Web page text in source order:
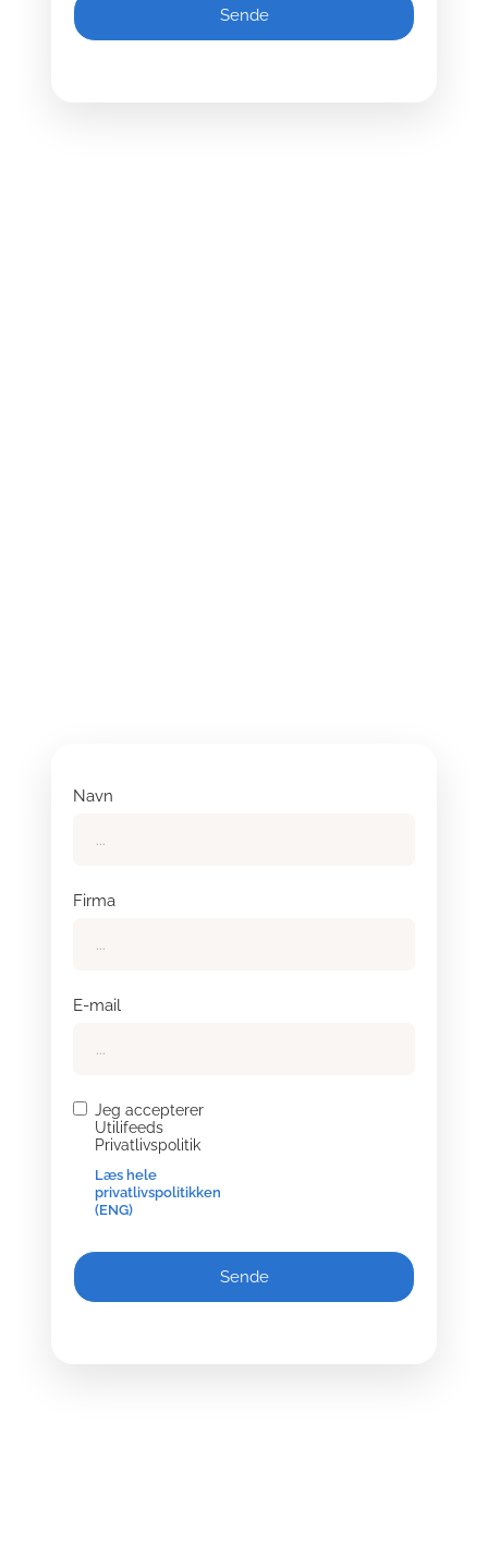
Navn
Firma
E-mail
Jeg accepterer
Utilifeeds
Privatlivspolitik
Læs hele
privatlivspolitikken
(ENG)